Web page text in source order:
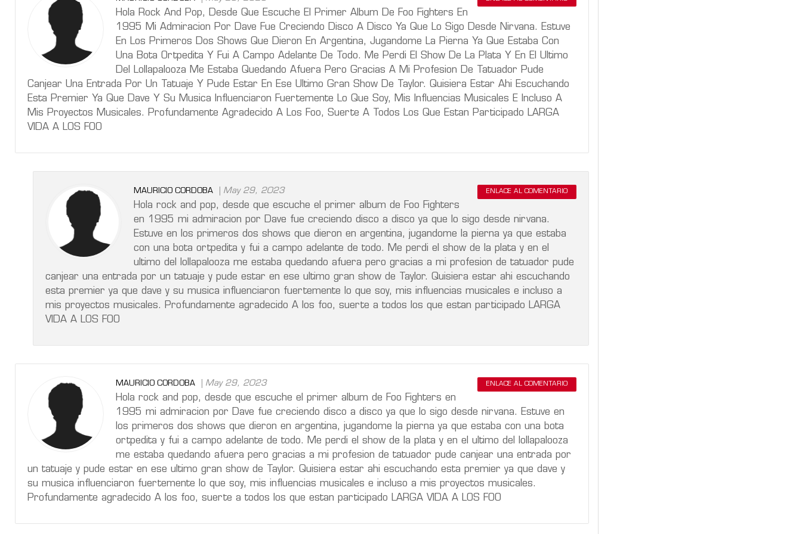
Hola Rock And Pop, Desde Que Escuche El Primer Album De Foo Fighters En
1995 Mi Admiracion Por Dave Fue Creciendo Disco A Disco Ya Que Lo Sigo Desde Nirvana. Estuve
En Los Primeros Dos Shows Que Dieron En Argentina, Jugandome La Pierna Ya Que Estaba Con
Una Bota Ortpedita Y Fui A Campo Adelante De Todo. Me Perdi El Show De La Plata Y En El Ultimo
Del Lollapalooza Me Estaba Quedando Afuera Pero Gracias A Mi Profesion De Tatuador Pude
Canjear Una Entrada Por Un Tatuaje Y Pude Estar En Ese Ultimo Gran Show De Taylor. Quisiera Estar Ahi Escuchando
Esta Premier Ya Que Dave Y Su Musica Influenciaron Fuertemente Lo Que Soy, Mis Influencias Musicales E Incluso A
Mis Proyectos Musicales. Profundamente Agradecido A Los Foo, Suerte A Todos Los Que Estan Participado LARGA
VIDA A LOS FOO
ENLACE AL COMENTARIO
MAURICIO CORDOBA May 29, 2023
Hola rock and pop, desde que escuche el primer album de Foo Fighters
en 1995 mi admiracion por Dave fue creciendo disco a disco ya que lo sigo desde nirvana.
Estuve en los primeros dos shows que dieron en argentina, jugandome la pierna ya que estaba
con una bota ortpedita y fui a campo adelante de todo. Me perdi el show de la plata y en el
ultimo del lollapalooza me estaba quedando afuera pero gracias a mi profesion de tatuador pude
canjear una entrada por un tatuaje y pude estar en ese ultimo gran show de Taylor. Quisiera estar ahi escuchando
esta premier ya que dave y su musica influenciaron fuertemente lo que soy, mis influencias musicales e incluso a
mis proyectos musicales. Profundamente agradecido A los foo, suerte a todos los que estan participado LARGA
VIDA A LOS FOO
ENLACE AL COMENTARIO
MAURICIO CORDOBA May 29, 2023
Hola rock and pop, desde que escuche el primer album de Foo Fighters en
1995 mi admiracion por Dave fue creciendo disco a disco ya que lo sigo desde nirvana. Estuve en
los primeros dos shows que dieron en argentina, jugandome la pierna ya que estaba con una bota
ortpedita y fui a campo adelante de todo. Me perdi el show de la plata y en el ultimo del lollapalooza
me estaba quedando afuera pero gracias a mi profesion de tatuador pude canjear una entrada por
un tatuaje y pude estar en ese ultimo gran show de Taylor. Quisiera estar ahi escuchando esta premier ya que dave y
su musica influenciaron fuertemente lo que soy, mis influencias musicales e incluso a mis proyectos musicales.
Profundamente agradecido A los foo, suerte a todos los que estan participado LARGA VIDA A LOS FOO